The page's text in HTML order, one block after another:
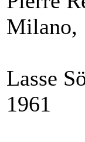
Milano,
Lasse
1961